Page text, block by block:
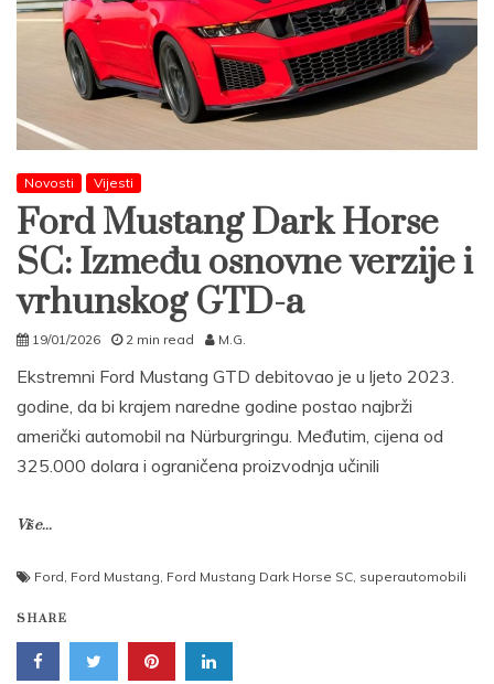
Novosti Vijesti
Ford Mustang Dark Horse
SC: Između osnovne verzije i
vrhunskog GTD-a
19/01/2026 2 min read M.G.
Ekstremni Ford Mustang GTD debitovao je u ljeto 2023.
godine, da bi krajem naredne godine postao najbrži
američki automobil na Nürburgringu. Međutim, cijena od
325.000 dolara i ograničena proizvodnja učinili
Više...
Ford, Ford Mustang, Ford Mustang Dark Horse SC, superautomobili
SHARE